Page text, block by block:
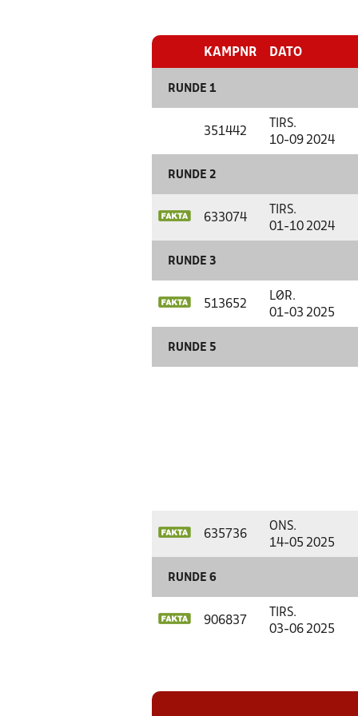
KAMPNR DATO
RUNDE 1
351442
TIRS.
10-09 2024
RUNDE 2
633074
TIRS.
01-10 2024
RUNDE 3
513652
LØR.
01-03 2025
RUNDE 5
635736
ONS.
14-05 2025
RUNDE 6
906837
TIRS.
03-06 2025